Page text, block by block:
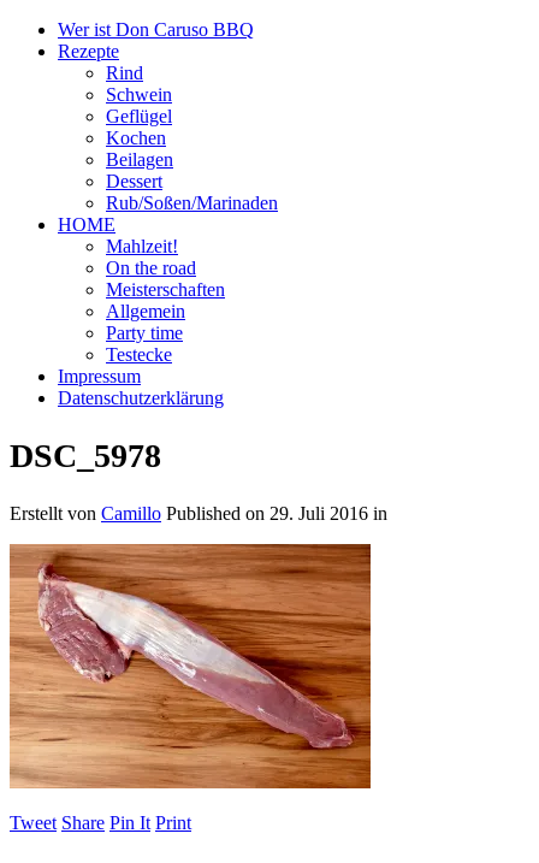
Wer ist Don Caruso BBQ
Rezepte
Rind
Schwein
Geflügel
Kochen
Beilagen
Dessert
Rub/Soßen/Marinaden
HOME
Mahlzeit!
On the road
Meisterschaften
Allgemein
Party time
Testecke
Impressum
Datenschutzerklärung
DSC_5978
Erstellt von Camillo Published on 29. Juli 2016 in
Tweet Share Pin It Print